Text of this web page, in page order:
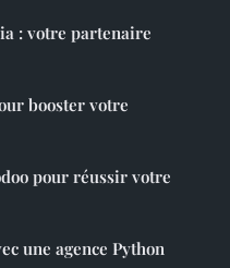
: votre partenaire
booster votre
pour réussir votre
une agence Python